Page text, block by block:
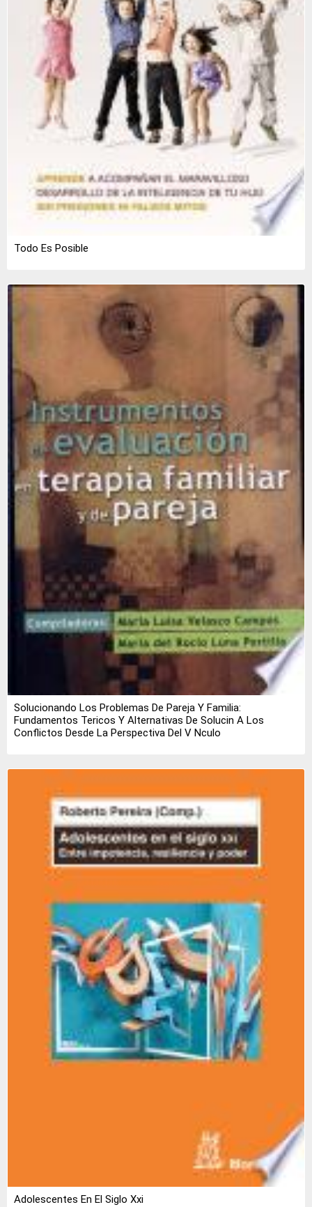
Todo Es Posible
Solucionando Los Problemas De Pareja Y Familia:
Fundamentos Tericos Y Alternativas De Solucin A Los
Conflictos Desde La Perspectiva Del V Nculo
Adolescentes En El Siglo Xxi